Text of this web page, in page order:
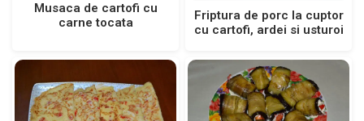
Musaca de cartofi cu
carne tocata
Friptura de porc la cuptor
cu cartofi, ardei si usturoi